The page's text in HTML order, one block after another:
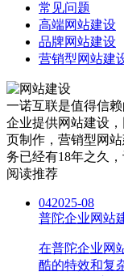
常见问题
高端网站建设
品牌网站建设
营销型网站建
一诺互联是值得信
企业提供网站建设
页制作，营销型网
务已经有18年之久
阅读推荐
042025-08
普陀企业网站
在普陀企业网
酷的特效和复